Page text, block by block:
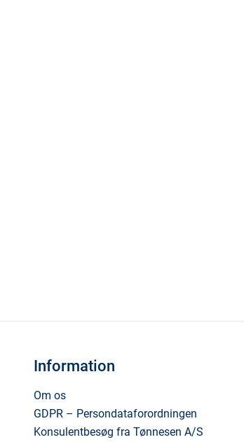
Information
Om os
GDPR – Persondataforordningen
Konsulentbesøg fra Tønnesen A/S